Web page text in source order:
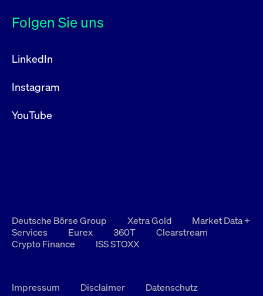
Folgen Sie uns
LinkedIn
Instagram
YouTube
Deutsche Börse Group Xetra Gold
Market Data +
Services
Eurex 360T
Clearstream
Crypto Finance
ISS STOXX
Impressum Disclaimer
Datenschutz